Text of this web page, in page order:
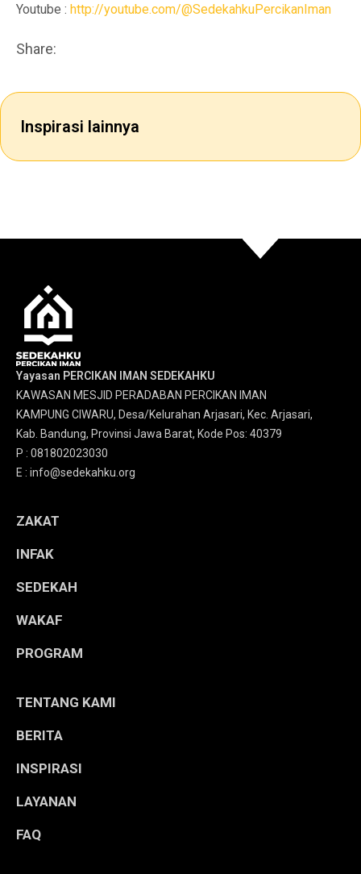
Youtube : http://youtube.com/@SedekahkuPercikanIman
Share:
Inspirasi lainnya
Yayasan PERCIKAN IMAN SEDEKAHKU
KAWASAN MESJID PERADABAN PERCIKAN IMAN
KAMPUNG CIWARU, Desa/Kelurahan Arjasari, Kec. Arjasari,
Kab. Bandung, Provinsi Jawa Barat, Kode Pos: 40379
P : 081802023030
E : info@sedekahku.org
ZAKAT
INFAK
SEDEKAH
WAKAF
PROGRAM
TENTANG KAMI
BERITA
INSPIRASI
LAYANAN
FAQ